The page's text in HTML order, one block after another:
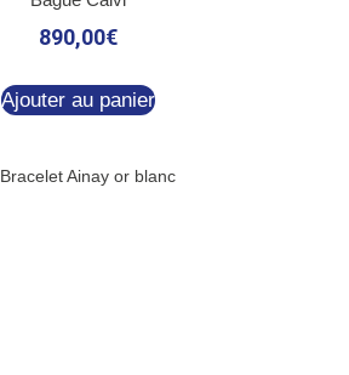
890,00€
Ajouter au panier